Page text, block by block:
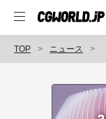
TOP ニュース